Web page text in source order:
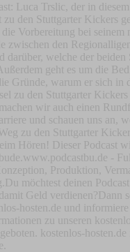
Luca Trslic, der in
den Stuttgarter Kickers
Vorbereitung bei seinem
zwischen den
darüber, welche der beiden
geht es um die
Gründe, warum er sich in
zu den Stuttgarter Kickers
wir auch einen
und schauen uns an,
zu den Stuttgarter
Hören! Dieser Podcast
-
Produktion,
möchtest deinen
Geld verdienen?Dann
hosten.de und
zu unseren
kostenlos-hosten.de